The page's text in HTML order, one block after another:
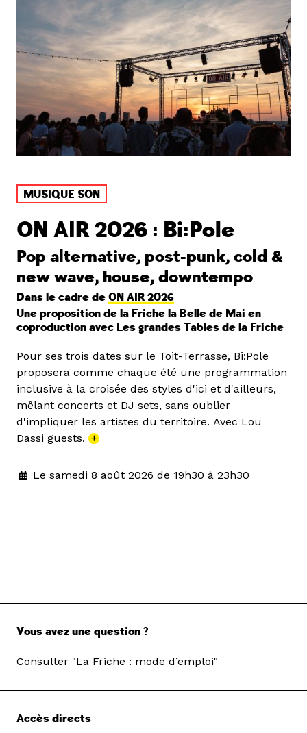
MUSIQUE SON
ON AIR 2026 : Bi:Pole
Pop alternative, post-punk, cold &
new wave, house, downtempo
Dans le cadre de ON AIR 2026
Une proposition de la Friche la Belle de Mai en
coproduction avec Les grandes Tables de la Friche
Pour ses trois dates sur le Toit-Terrasse, Bi:Pole
proposera comme chaque été une programmation
inclusive à la croisée des styles d'ici et d'ailleurs,
mêlant concerts et DJ sets, sans oublier
d'impliquer les artistes du territoire. Avec Lou
Dassi guests. +
Le samedi 8 août 2026 de 19h30 à 23h30
Vous avez une question ?
Consulter "La Friche : mode d’emploi"
Accès directs